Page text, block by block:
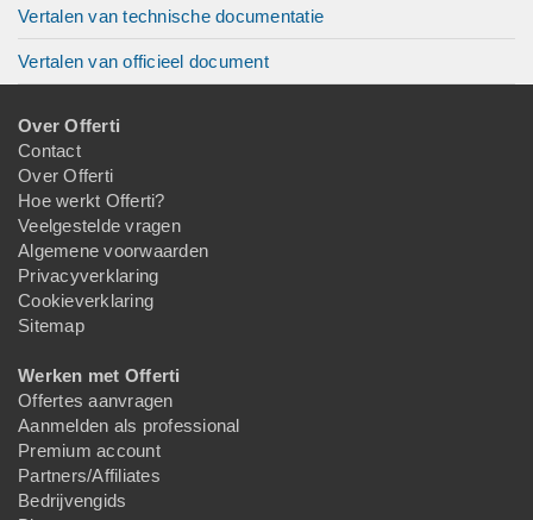
Vertalen van technische documentatie
Vertalen van officieel document
Over Offerti
Contact
Over Offerti
Hoe werkt Offerti?
Veelgestelde vragen
Algemene voorwaarden
Privacyverklaring
Cookieverklaring
Sitemap
Werken met Offerti
Offertes aanvragen
Aanmelden als professional
Premium account
Partners/Affiliates
Bedrijvengids